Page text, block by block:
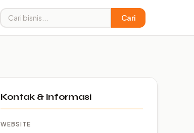
Cari
Kontak & Informasi
WEBSITE